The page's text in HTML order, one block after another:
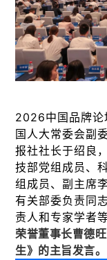
2026中国品牌论
国人大常委会副
报社社长于绍良
技部党组成员、
组成员、副主席
有关部委负责同
责人和专家学者
荣誉董事长曹德
生》的主旨发言。